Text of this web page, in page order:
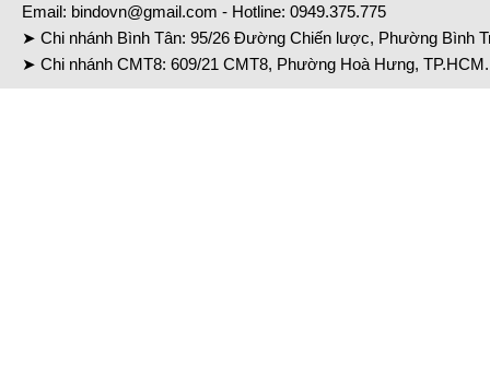
Email: bindovn@gmail.com - Hotline: 0949.375.775
➤ Chi nhánh Bình Tân: 95/26 Đường Chiến lược, Phường Bình
➤ Chi nhánh CMT8: 609/21 CMT8, Phường Hoà Hưng,